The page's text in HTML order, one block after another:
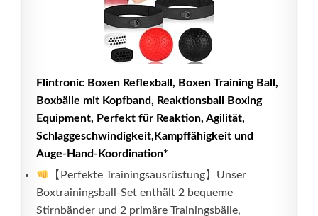
Flintronic Boxen Reflexball, Boxen Training Ball,
Boxbälle mit Kopfband, Reaktionsball Boxing
Equipment, Perfekt für Reaktion, Agilität,
Schlaggeschwindigkeit,Kampffähigkeit und
Auge-Hand-Koordination*
【Perfekte Trainingsausrüstung】Unser
Boxtrainingsball-Set enthält 2 bequeme
Stirnbänder und 2 primäre Trainingsbälle,